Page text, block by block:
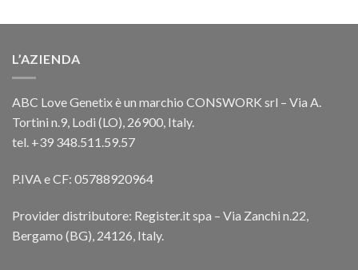
L’AZIENDA
ABC Love Genetix è un marchio CONSWORK srl – Via A.
Tortini n.9, Lodi (LO), 26900, Italy.
tel. +39 348.511.59.57
P.IVA e CF: 05788920964
Provider distributore: Register.it spa – Via Zanchi n.22,
Bergamo (BG), 24126, Italy.